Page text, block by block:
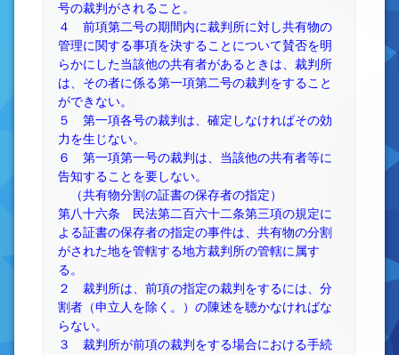
号の裁判がされること。
４ 前項第二号の期間内に裁判所に対し共有物の
管理に関する事項を決することについて賛否を明
らかにした当該他の共有者があるときは、裁判所
は、その者に係る第一項第二号の裁判をすること
ができない。
５ 第一項各号の裁判は、確定しなければその効
力を生じない。
６ 第一項第一号の裁判は、当該他の共有者等に
告知することを要しない。
（共有物分割の証書の保存者の指定）
第八十六条 民法第二百六十二条第三項の規定に
よる証書の保存者の指定の事件は、共有物の分割
がされた地を管轄する地方裁判所の管轄に属す
る。
２ 裁判所は、前項の指定の裁判をするには、分
割者（申立人を除く。）の陳述を聴かなければな
らない。
３ 裁判所が前項の裁判をする場合における手続